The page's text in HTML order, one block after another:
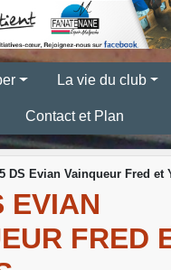
La vie du club
Contact et Plan
DS Evian Vainqueur Fred et
EVIAN
FRED